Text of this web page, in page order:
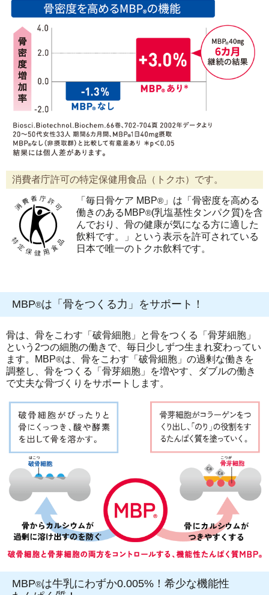
消費者庁許可の特定保健用食品（トクホ）です。
「毎日骨ケア MBP® 」は「骨密度を高める
働きのあるMBP®(乳塩基性タンパク質)を含
んでおり、骨の健康が気になる方に適した
飲料です。」という表示を許可されている
日本で唯一のトクホ飲料です。
MBP®は「骨をつくる力」をサポート！
骨は、骨をこわす「破骨細胞」と骨をつくる「骨芽細胞」
という2つの細胞の働きで、毎日少しずつ生まれ変わってい
ます。MBP®は、骨をこわす「破骨細胞」の過剰な働きを
調整し、骨をつくる「骨芽細胞」を増やす、ダブルの働き
で丈夫な骨づくりをサポートします。
MBP®は牛乳にわずか0.005%！希少な機能性